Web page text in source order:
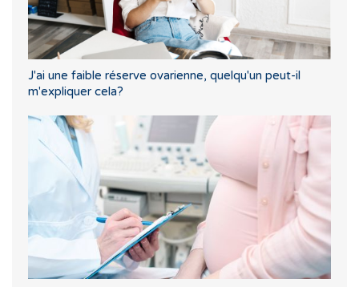
J'ai une faible réserve ovarienne, quelqu'un peut-il
m'expliquer cela?